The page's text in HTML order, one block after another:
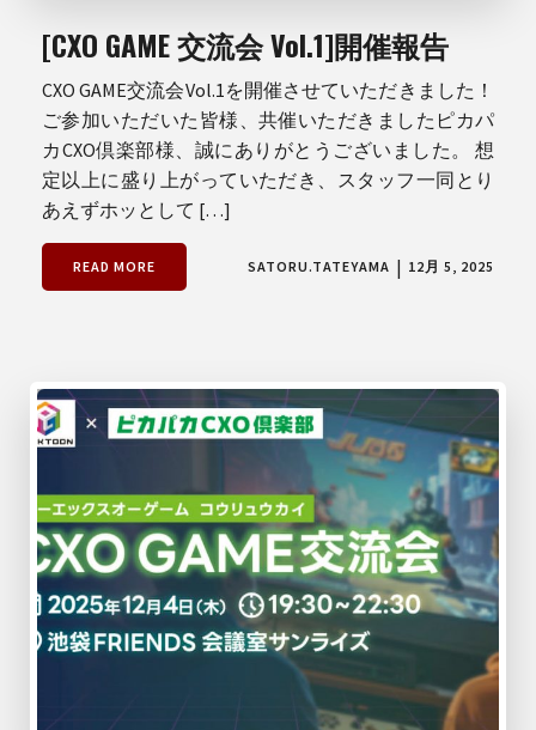
[CXO GAME 交流会 Vol.1]開催報告
CXO GAME交流会Vol.1を開催させていただきました！
ご参加いただいた皆様、共催いただきましたピカパ
カCXO倶楽部様、誠にありがとうございました。 想
定以上に盛り上がっていただき、スタッフ一同とり
あえずホッとして […]
READ MORE SATORU.TATEYAMA | 12月 5, 2025